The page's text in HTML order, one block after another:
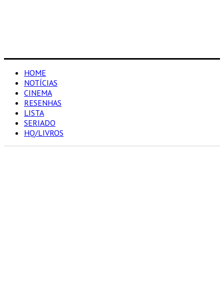
HOME
NOTÍCIAS
CINEMA
RESENHAS
LISTA
SERIADO
HQ/LIVROS